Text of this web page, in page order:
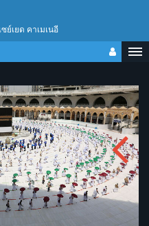
ย์เยด คาเมเนอี